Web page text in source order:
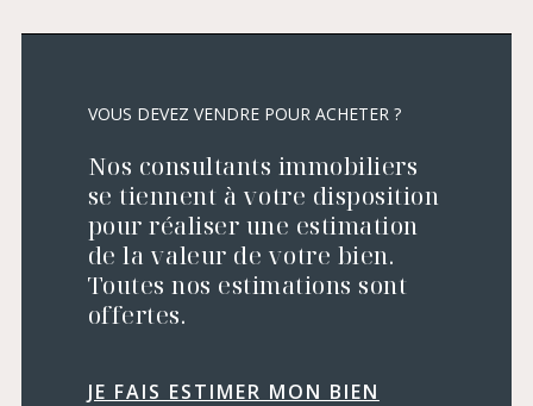
VOUS DEVEZ VENDRE POUR ACHETER ?
Nos consultants immobiliers
se tiennent à votre disposition
pour réaliser une estimation
de la valeur de votre bien.
Toutes nos estimations sont
offertes.
JE FAIS ESTIMER MON BIEN